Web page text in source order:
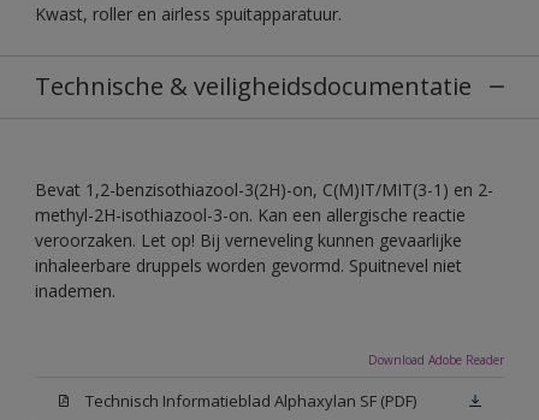
Kwast, roller en airless spuitapparatuur.
Technische & veiligheidsdocumentatie
Bevat 1,2-benzisothiazool-3(2H)-on, C(M)IT/MIT(3-1) en 2-
methyl-2H-isothiazool-3-on. Kan een allergische reactie
veroorzaken. Let op! Bij verneveling kunnen gevaarlijke
inhaleerbare druppels worden gevormd. Spuitnevel niet
inademen.
Download Adobe Reader
Technisch Informatieblad Alphaxylan SF (PDF)